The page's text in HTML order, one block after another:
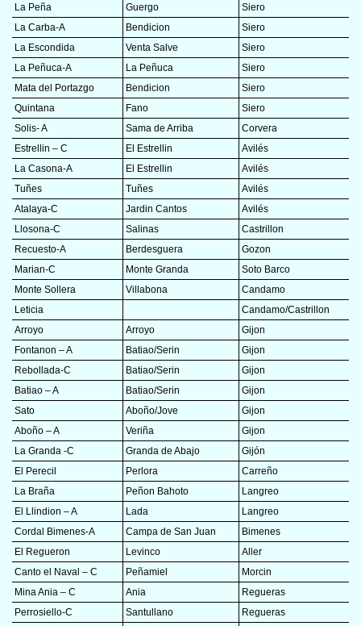
La Peña
Guergo
Siero
La Carba-A
Bendicion
Siero
La Escondida
Venta Salve
Siero
La Peñuca-A
La Peñuca
Siero
Mata del Portazgo
Bendicion
Siero
Quintana
Fano
Siero
Solis- A
Sama de Arriba
Corvera
Estrellin – C
El Estrellin
Avilés
La Casona-A
El Estrellin
Avilés
Tuñes
Tuñes
Avilés
Atalaya-C
Jardin Cantos
Avilés
Llosona-C
Salinas
Castrillon
Recuesto-A
Berdesguera
Gozon
Marian-C
Monte Granda
Soto Barco
Monte Sollera
Villabona
Candamo
Leticia
Candamo/Castrillon
Arroyo
Arroyo
Gijon
Fontanon – A
Batiao/Serin
Gijon
Rebollada-C
Batiao/Serin
Gijon
Batiao – A
Batiao/Serin
Gijon
Sato
Aboño/Jove
Gijon
Aboño – A
Veriña
Gijon
La Granda -C
Granda de Abajo
Gijón
El Perecil
Perlora
Carreño
La Braña
Peñon Bahoto
Langreo
El Llindion – A
Lada
Langreo
Cordal Bimenes-A
Campa de San Juan
Bimenes
El Regueron
Levinco
Aller
Canto el Naval – C
Peñamiel
Morcin
Mina Ania – C
Ania
Regueras
Perrosiello-C
Santullano
Regueras